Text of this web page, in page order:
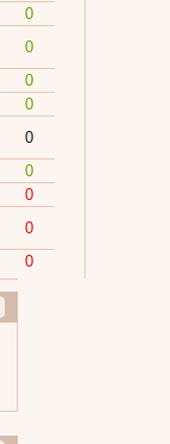
0
0
0
0
0
0
0
0
0